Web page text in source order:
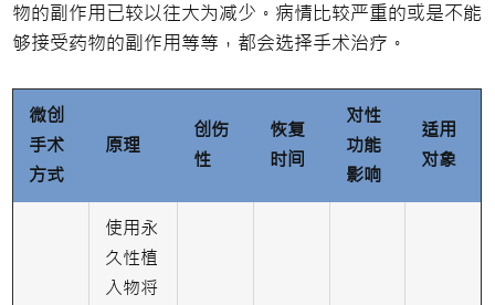
物的副作用已较以往大为减少。病情比较严重的或是不能
够接受药物的副作用等等，都会选择手术治疗。
微创
手术
方式
原理
创伤
性
恢复
时间
对性
功能
影响
适用
对象
使用永
久性植
入物将